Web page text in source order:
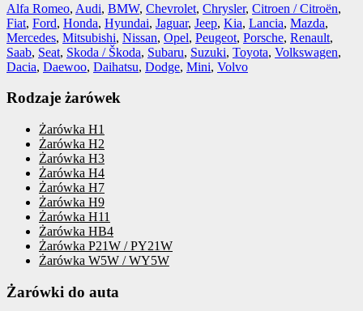
Alfa Romeo, Audi, BMW, Chevrolet, Chrysler, Citroen / Citroën,
Fiat, Ford, Honda, Hyundai, Jaguar, Jeep, Kia, Lancia, Mazda,
Mercedes, Mitsubishi, Nissan, Opel, Peugeot, Porsche, Renault,
Saab, Seat, Skoda / Škoda, Subaru, Suzuki, Toyota, Volkswagen,
Dacia, Daewoo, Daihatsu, Dodge, Mini, Volvo
Rodzaje żarówek
Żarówka H1
Żarówka H2
Żarówka H3
Żarówka H4
Żarówka H7
Żarówka H9
Żarówka H11
Żarówka HB4
Żarówka P21W / PY21W
Żarówka W5W / WY5W
Żarówki do auta